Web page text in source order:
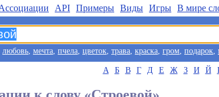
API Примеры Виды Игры В мире
любовь, мечта, пчела, цветок, трава, краска, гром, подарок,
А Б В Г Д Е Ж З И Й